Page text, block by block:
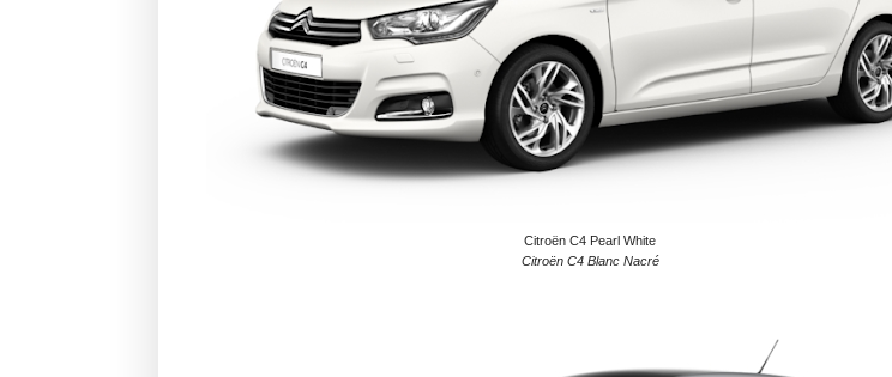
Citroën C4 Pearl White
Citroën C4 Blanc Nacré